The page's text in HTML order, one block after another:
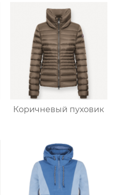
Коричневый пуховик